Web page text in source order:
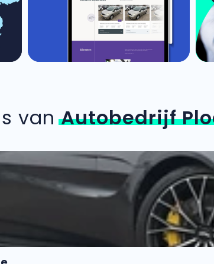
vanAutobedrijf